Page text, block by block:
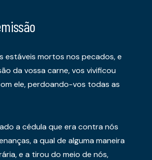
estáveis mortos nos pecados, e
da vossa carne, vos vivificou
ele, perdoando-vos todas as
a cédula que era contra nós
a qual de alguma maneira
e a tirou do meio de nós,